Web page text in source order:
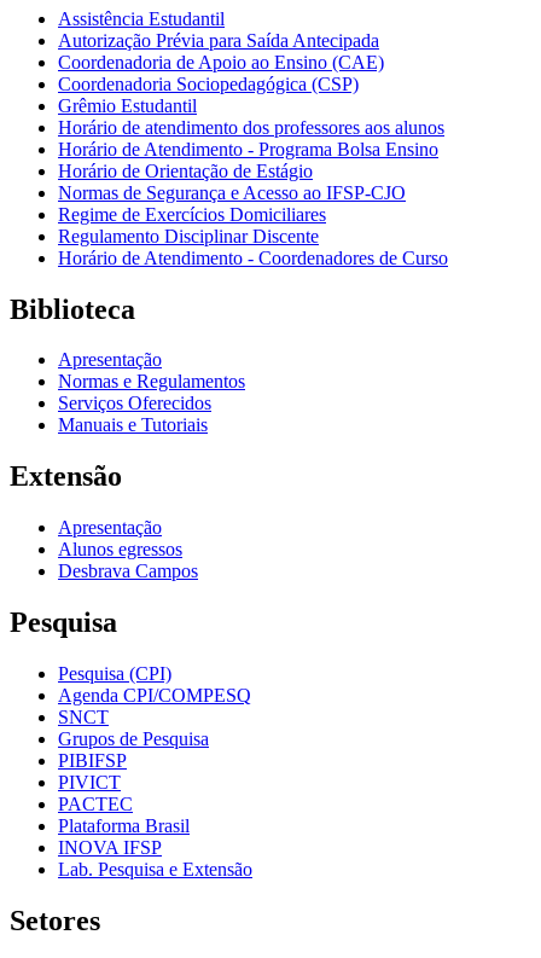
Assistência Estudantil
Autorização Prévia para Saída Antecipada
Coordenadoria de Apoio ao Ensino (CAE)
Coordenadoria Sociopedagógica (CSP)
Grêmio Estudantil
Horário de atendimento dos professores aos alunos
Horário de Atendimento - Programa Bolsa Ensino
Horário de Orientação de Estágio
Normas de Segurança e Acesso ao IFSP-CJO
Regime de Exercícios Domiciliares
Regulamento Disciplinar Discente
Horário de Atendimento - Coordenadores de Curso
Biblioteca
Apresentação
Normas e Regulamentos
Serviços Oferecidos
Manuais e Tutoriais
Extensão
Apresentação
Alunos egressos
Desbrava Campos
Pesquisa
Pesquisa (CPI)
Agenda CPI/COMPESQ
SNCT
Grupos de Pesquisa
PIBIFSP
PIVICT
PACTEC
Plataforma Brasil
INOVA IFSP
Lab. Pesquisa e Extensão
Setores